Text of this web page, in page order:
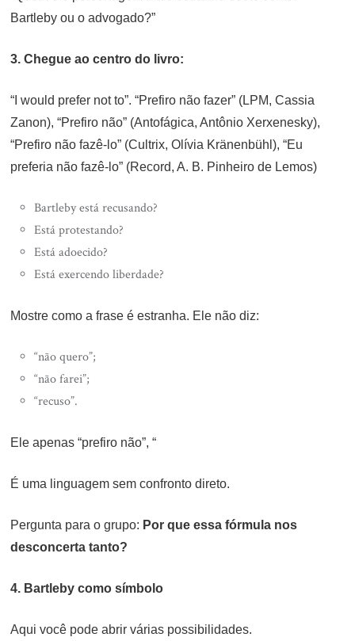
Bartleby ou o advogado?”
3. Chegue ao centro do livro:
“I would prefer not to”. “Prefiro não fazer” (LPM, Cassia
Zanon), “Prefiro não” (Antofágica, Antônio Xerxenesky),
“Prefiro não fazê-lo” (Cultrix, Olívia Kränenbühl), “Eu
preferia não fazê-lo” (Record, A. B. Pinheiro de Lemos)
Bartleby está recusando?
Está protestando?
Está adoecido?
Está exercendo liberdade?
Mostre como a frase é estranha. Ele não diz:
“não quero”;
“não farei”;
“recuso”.
Ele apenas “prefiro não”, “
É uma linguagem sem confronto direto.
Pergunta para o grupo: Por que essa fórmula nos
desconcerta tanto?
4. Bartleby como símbolo
Aqui você pode abrir várias possibilidades.